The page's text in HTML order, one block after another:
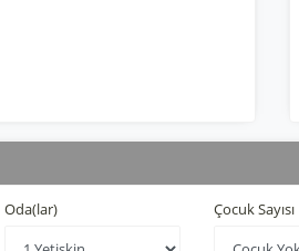
Oda(lar) Çocuk Sayısı